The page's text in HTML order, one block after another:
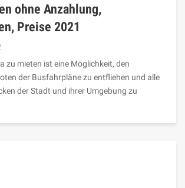
ohne Anzahlung,
Preise 2021
zu mieten ist eine Möglichkeit, den
der Busfahrpläne zu entfliehen und alle
der Stadt und ihrer Umgebung zu